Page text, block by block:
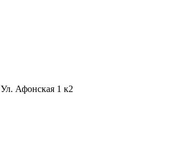
Ул. Афонская 1 к2